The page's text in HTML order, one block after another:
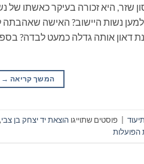
שזר, היא זכורה בעיקר כאשתו
נשות היישוב? האישה
דאון אותה גדלה כמעט לבדה?
המשך קריאה →
פוסטים שתוייגו הוצאת יד יצחק בן צבי,
הפועלות